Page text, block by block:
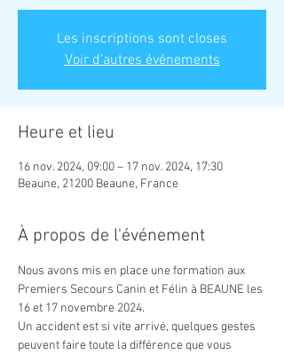
Les inscriptions sont closes
Voir d'autres événements
Heure et lieu
16 nov. 2024, 09:00 – 17 nov. 2024, 17:30
Beaune, 21200 Beaune, France
À propos de l'événement
Nous avons mis en place une formation aux
Premiers Secours Canin et Félin à BEAUNE les
16 et 17 novembre 2024.
Un accident est si vite arrivé, quelques gestes
peuvent faire toute la différence que vous